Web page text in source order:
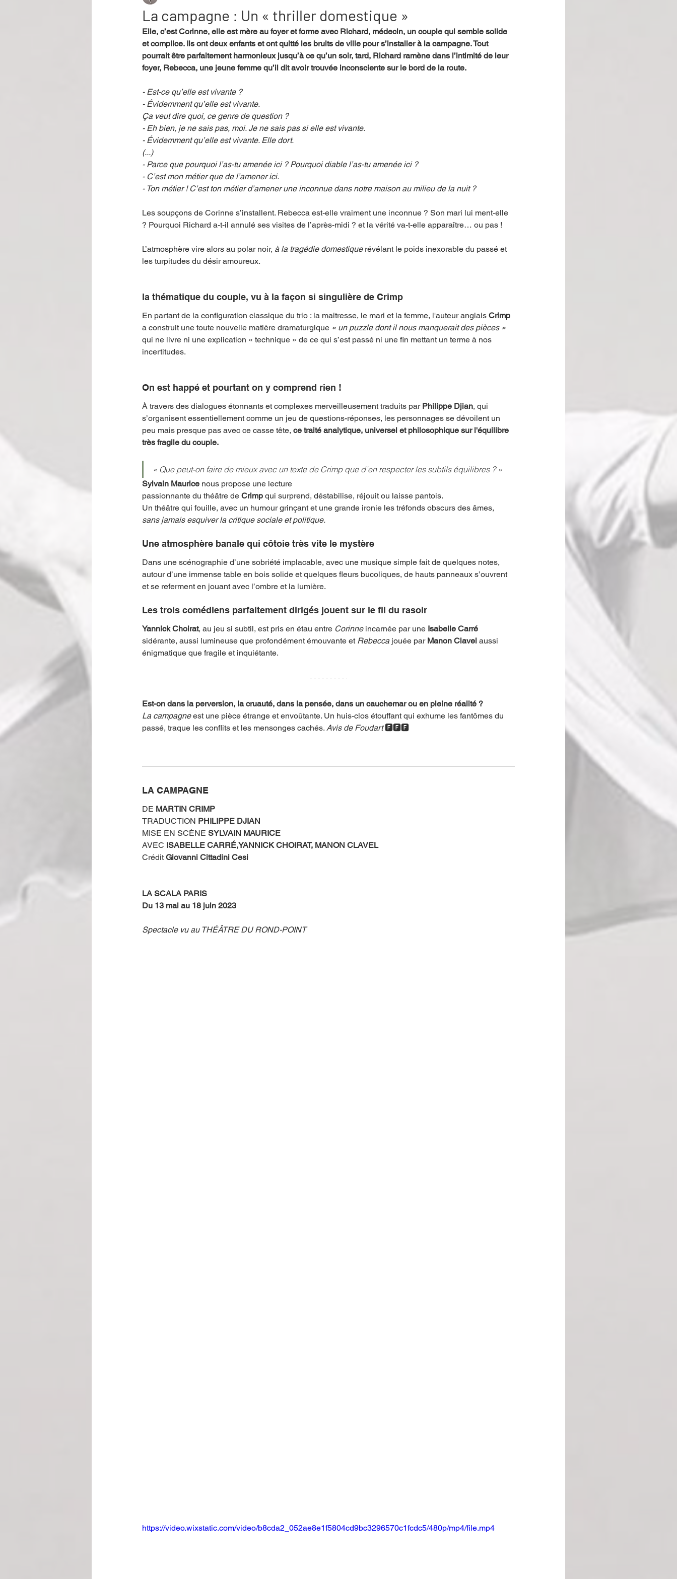
Performance Rire Récompense Festival Coup de coeur Instructif
Offre spéciale Annuaire Théâtre - Musée Hommage
La campagne : Un « thriller domestique »
Elle, c’est Corinne, elle est mère au foyer et forme avec Richard, médecin, un couple qui semble solide
et complice. Ils ont deux enfants et ont quitté les bruits de ville pour s’installer à la campagne. Tout
pourrait être parfaitement harmonieux jusqu’à ce qu’un soir, tard, Richard ramène dans l’intimité de leur
foyer, Rebecca, une jeune femme qu’il dit avoir trouvée inconsciente sur le bord de la route.
- Est-ce qu’elle est vivante ?
- Évidemment qu’elle est vivante.
Ça veut dire quoi, ce genre de question ?
- Eh bien, je ne sais pas, moi. Je ne sais pas si elle est vivante.
- Évidemment qu’elle est vivante. Elle dort.
(...)
- Parce que pourquoi l’as-tu amenée ici ? Pourquoi diable l’as-tu amenée ici ?
- C’est mon métier que de l’amener ici.
- Ton métier ! C’est ton métier d’amener une inconnue dans notre maison au milieu de la nuit ?
Les soupçons de Corinne s’installent. Rebecca est-elle vraiment une inconnue ? Son mari lui ment-elle
? Pourquoi Richard a-t-il annulé ses visites de l’après-midi ? et la vérité va-t-elle apparaître… ou pas !
L’atmosphère vire alors au polar noir, à la tragédie domestique révélant le poids inexorable du passé et
les turpitudes du désir amoureux.
la thématique du couple, vu à la façon si singulière de Crimp
En partant de la configuration classique du trio : la maitresse, le mari et la femme, l'auteur anglais Crimp
a construit une toute nouvelle matière dramaturgique « un puzzle dont il nous manquerait des pièces »
qui ne livre ni une explication « technique » de ce qui s’est passé ni une fin mettant un terme à nos
incertitudes.
On est happé et pourtant on y comprend rien !
À travers des dialogues étonnants et complexes merveilleusement traduits par Philippe Djian, qui
s’organisent essentiellement comme un jeu de questions-réponses, les personnages se dévoilent un
peu mais presque pas avec ce casse tête, ce traité analytique, universel et philosophique sur l'équilibre
très fragile du couple.
« Que peut-on faire de mieux avec un texte de Crimp que d’en respecter les subtils équilibres ? »
Sylvain Maurice nous propose une lecture
passionnante du théâtre de Crimp qui surprend, déstabilise, réjouit ou laisse pantois.
Un théâtre qui fouille, avec un humour grinçant et une grande ironie les tréfonds obscurs des âmes,
sans jamais esquiver la critique sociale et politique.
Une atmosphère banale qui côtoie très vite le mystère
Dans une scénographie d’une sobriété implacable, avec une musique simple fait de quelques notes,
autour d’une immense table en bois solide et quelques fleurs bucoliques, de hauts panneaux s’ouvrent
et se referment en jouant avec l’ombre et la lumière.
Les trois comédiens parfaitement dirigés jouent sur le fil du rasoir
Yannick Choirat, au jeu si subtil, est pris en étau entre Corinne incarnée par une Isabelle Carré
sidérante, aussi lumineuse que profondément émouvante et Rebecca jouée par Manon Clavel aussi
énigmatique que fragile et inquiétante.
Est-on dans la perversion, la cruauté, dans la pensée, dans un cauchemar ou en pleine réalité ?
La campagne est une pièce étrange et envoûtante. Un huis-clos étouffant qui exhume les fantômes du
passé, traque les conflits et les mensonges cachés. Avis de Foudart 🅵🅵🅵
LA CAMPAGNE
DE MARTIN CRIMP
TRADUCTION PHILIPPE DJIAN
MISE EN SCÈNE SYLVAIN MAURICE
AVEC ISABELLE CARRÉ,YANNICK CHOIRAT, MANON CLAVEL
Crédit Giovanni Cittadini Cesi
LA SCALA PARIS
Du 13 mai au 18 juin 2023
Spectacle vu au THÉÂTRE DU ROND-POINT
https://video.wixstatic.com/video/b8cda2_052ae8e1f5804cd9bc3296570c1fcdc5/480p/mp4/file.mp4